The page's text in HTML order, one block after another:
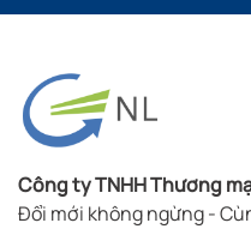
Công ty TNHH Thương
Đổi mới không ngừng -